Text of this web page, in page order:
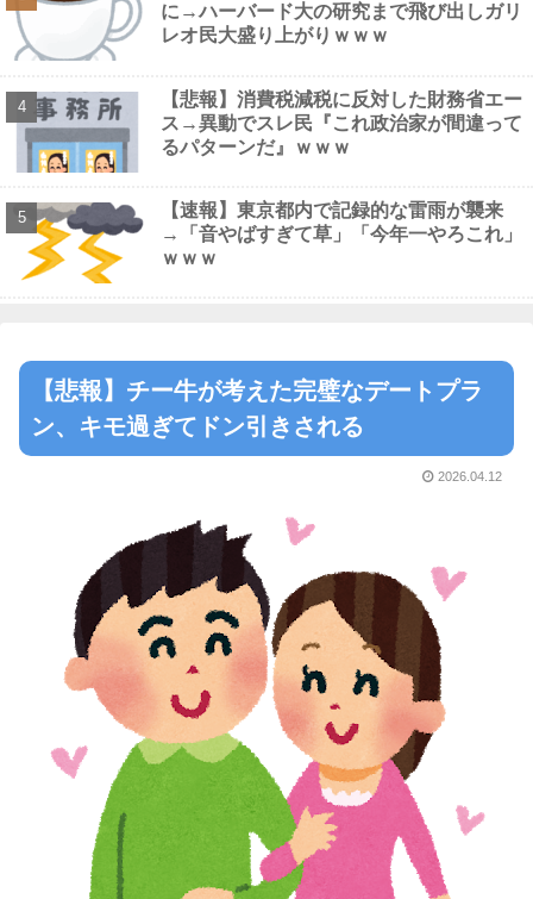
に→ハーバード大の研究まで飛び出しガリ
レオ民大盛り上がりｗｗｗ
【悲報】消費税減税に反対した財務省エー
ス→異動でスレ民『これ政治家が間違って
るパターンだ』ｗｗｗ
【速報】東京都内で記録的な雷雨が襲来
→「音やばすぎて草」「今年一やろこれ」
ｗｗｗ
【悲報】チー牛が考えた完璧なデートプラ
ン、キモ過ぎてドン引きされる
2026.04.12